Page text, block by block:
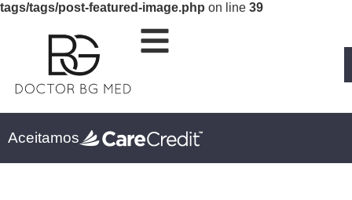
tags/tags/post-featured-image.php on line 39
Aceitamos